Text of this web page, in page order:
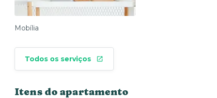
Mobília
Todos os serviços
Itens do apartamento